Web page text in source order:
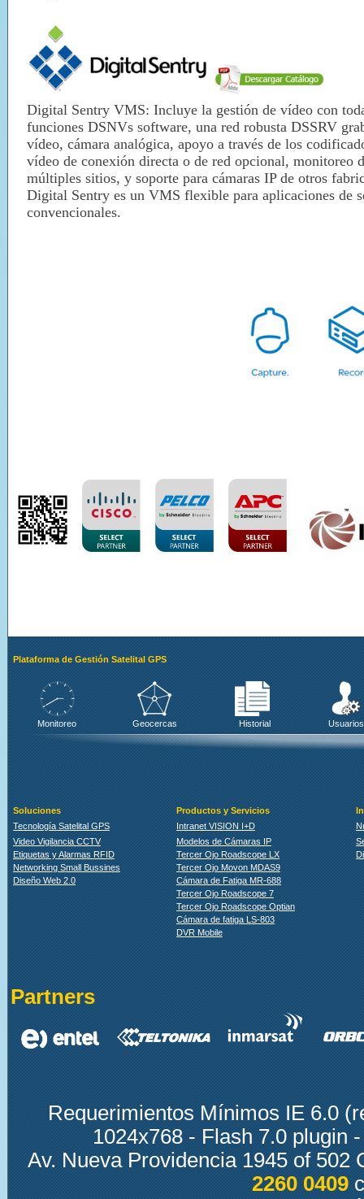
Digital Sentry VMS: Incluye la gestión de vídeo con
funciones DSNVs software, una red robusta DSSRV
vídeo, cámara analógica, apoyo a través de los
vídeo de conexión directa o de red opcional, monitoreo
múltiples sitios, y soporte para cámaras IP de otros
Digital Sentry es un VMS flexible para aplicaciones de
convencionales.
Plataforma de Gestión Satelital GPS
Monitoreo Geocercas Historial Usuarios
Soluciones Productos y Servicios
Tecnología Satelital GPS
Intranet VISION I+D
Video Vigilancia CCTV
Modelos de Cámaras IP
Etiquetas y Alarmas RFID
Tercer Ojo Roadscope LX
Networking Small Bussines
Tercer Ojo Movon MDAS9
Diseño Web 2.0
Cámara de Fatiga MR-688
Tercer Ojo Roadscope 7
Tercer Ojo Roadscope Optian
Cámara de fatiga LS-803
DVR Mobile
Partners
Requerimientos Mínimos IE 6.0
1024x768 - Flash 7.0 plugin
Av. Nueva Providencia 1945 of
2260 0409